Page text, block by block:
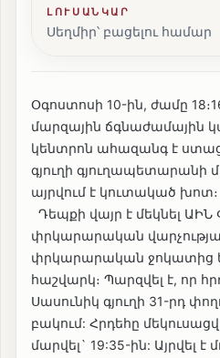
ԼՈՒՍԱՆԿԱՐ
Սեղմիր՝ բացելու համար
Օգոստոսի 10-ին, ժամը
մարզային ճգնաժամային
կենտրոն ահազանգ է
գյուղի գյուղապետարանի
այրվում է կուտակած խոտ։
Դեպքի վայր է մեկնել
փրկարարական
փրկարարական ջոկատից
հաշվարկ։ Պարզվել է, որ
Սասունիկ գյուղի 31-րդ
բակում: Հրդեհը
մարվել` 19:35-ին: Այրվել է